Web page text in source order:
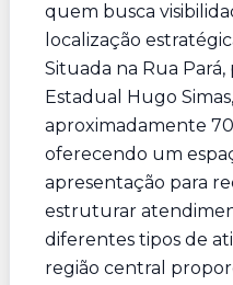
quem busca
localização
Situada na Rua
Estadual Hugo
aproximadamente
oferecendo um
apresentação para
estruturar
diferentes tipos de
região central